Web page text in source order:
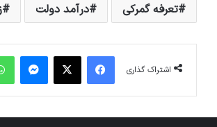
تعرفه گمرکی درآمد دولت
اشتراک گذاری
فیس بوک X پیام رسان